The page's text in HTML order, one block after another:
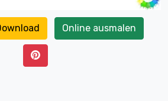
Online ausmalen